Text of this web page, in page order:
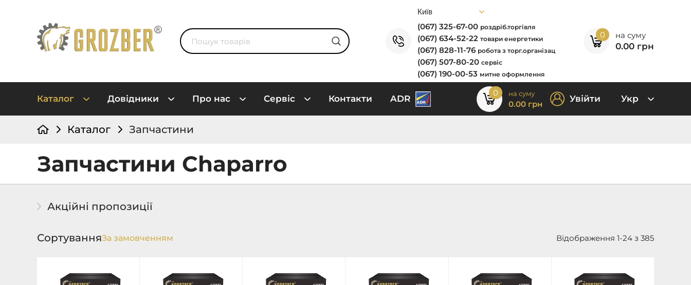
(067) 325-67-00 роздріб.торгівля
(067) 634-52-22 товари енергетики
(067) 828-11-76 робота з торг.організац
(067) 507-80-20 сервіс
(067) 190-00-53 митне оформлення
0 на суму
0.00 грн
Каталог Довідники Про нас Сервіс Контакти ADR
0 на суму
0.00 грн Увійти Укр
Каталог Запчастини
Запчастини Chaparro
Акційні пропозиції
Відображення 1-24 з 385
Сортування